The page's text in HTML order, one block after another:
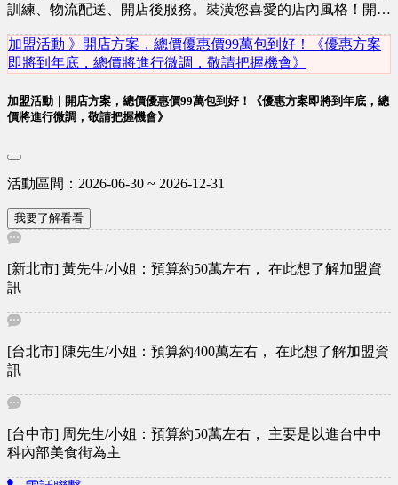
訓練、物流配送、開店後服務。裝潢您喜愛的店內風格！開一
為主簡餐，另有燉飯、焗烤、披薩、炸物、鬆餅甜品、菠蘿包
及漢堡、茶飲及手搖飲、咖啡及氣泡水飲品，與火鍋及鍋燒系
「室內裝潢風格也能客製化」，強調每間店的裝潢風格獨特
性。 加盟最夯 食光杯複合式餐飲 小資創業 小額投資 最佳首
加盟活動 》開店方案，總價優惠價99萬包到好！《優惠方案
即將到年底，總價將進行微調，敬請把握機會》
加盟活動｜開店方案，總價優惠價99萬包到好！《優惠方案即將到年底，總
價將進行微調，敬請把握機會》
活動區間：2026-06-30 ~ 2026-12-31
我要了解看看
[新北市] 黃先生/小姐：預算約50萬左右， 在此想了解加盟資
訊
[台北市] 陳先生/小姐：預算約400萬左右， 在此想了解加盟資
訊
[台中市] 周先生/小姐：預算約50萬左右， 主要是以進台中中
科內部美食街為主